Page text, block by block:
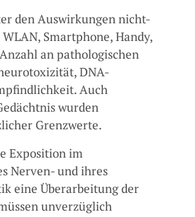
den Auswirkungen nicht-
Smartphone, Handy,
an pathologischen
DNA-
Auch
wurden
Grenzwerte.
Exposition im
Nerven- und ihres
eine Überarbeitung der
unverzüglich